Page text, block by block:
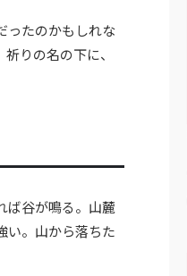
ったのかもしれな
りの名の下に、
ば谷が鳴る。山麓
い。山から落ちた